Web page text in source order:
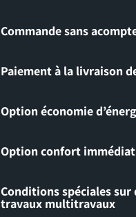
Commande sans
Paiement à la livraison
Option économie
Option confort
Conditions spéciales sur
travaux multitravaux